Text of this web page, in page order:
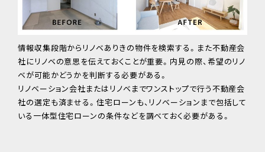
情報収集段階からリノベありきの物件を検索する。また不動産会
社にリノベの意思を伝えておくことが重要。内見の際、希望のリノ
ベが可能かどうかを判断する必要がある。
リノベーション会社またはリノベまでワンストップで行う不動産会
社の選定も済ませる。住宅ローンも、リノベーションまで包括して
いる一体型住宅ローンの条件などを調べておく必要がある。